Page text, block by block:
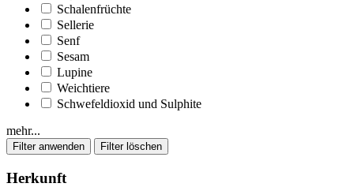
Schalenfrüchte
Sellerie
Senf
Sesam
Lupine
Weichtiere
Schwefeldioxid und Sulphite
mehr...
Herkunft